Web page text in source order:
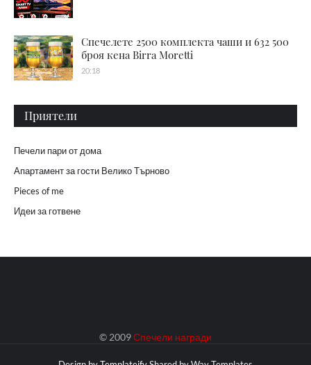
Спечелете 2500 комплекта чаши и 632 500
броя кена Birra Moretti
20:18
Приятели
Печели пари от дома
Апартамент за гости Велико Търново
Pieces of me
Идеи за готвене
© 2009Спечели награди